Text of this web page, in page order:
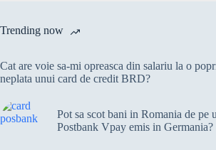
de
Trending now
Cat are voie sa-mi opreasca din salariu la o
neplata unui card de credit BRD?
Pot sa scot bani in Romania de pe
Postbank Vpay emis in Germania?